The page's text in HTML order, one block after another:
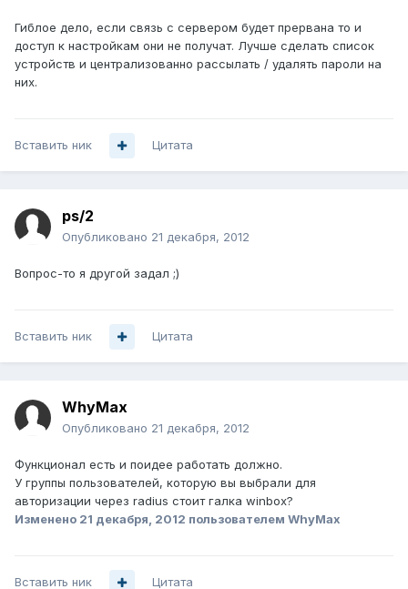
Гиблое дело, если связь с сервером будет прервана то и
доступ к настройкам они не получат. Лучше сделать список
устройств и централизованно рассылать / удалять пароли на
них.
Вставить ник Цитата
ps/2
Опубликовано 21 декабря, 2012
Вопрос-то я другой задал ;)
Вставить ник Цитата
WhyMax
Опубликовано 21 декабря, 2012
Функционал есть и поидее работать должно.
У группы пользователей, которую вы выбрали для
авторизации через radius стоит галка winbox?
Изменено 21 декабря, 2012 пользователем WhyMax
Вставить ник Цитата